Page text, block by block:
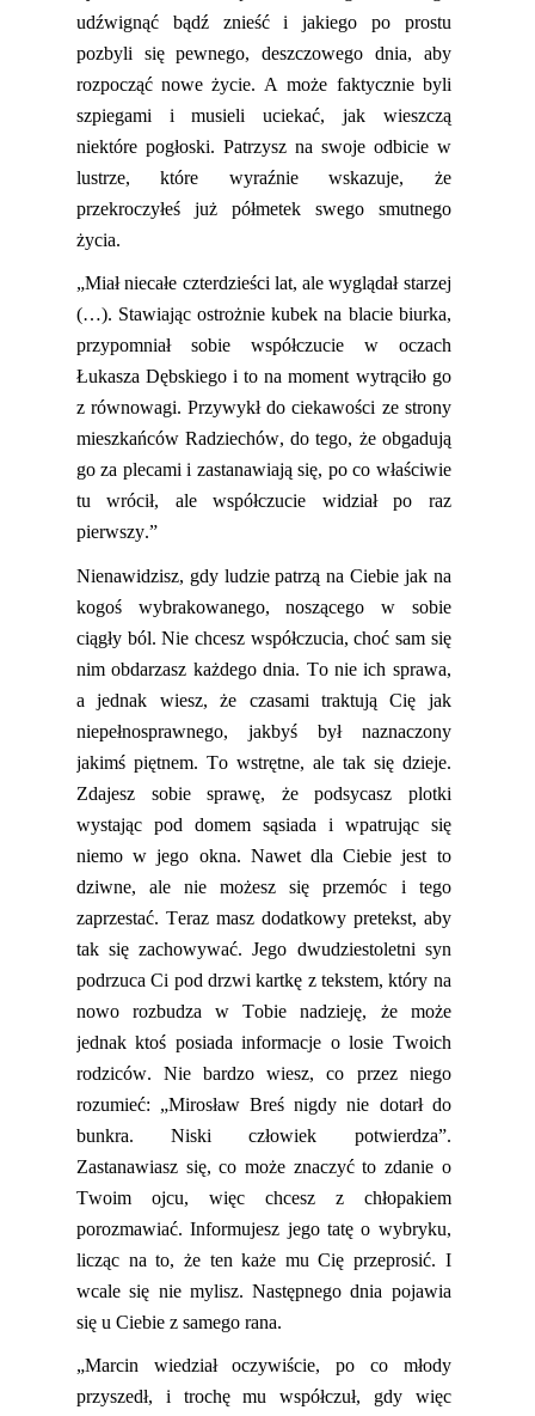
udźwignąć bądź znieść i jakiego po prostu
pozbyli się pewnego, deszczowego dnia, aby
rozpocząć nowe życie. A może faktycznie byli
szpiegami i musieli uciekać, jak wieszczą
niektóre pogłoski. Patrzysz na swoje odbicie w
lustrze, które wyraźnie wskazuje, że
przekroczyłeś już półmetek swego smutnego
życia.
„Miał niecałe czterdzieści lat, ale wyglądał starzej
(…). Stawiając ostrożnie kubek na blacie biurka,
przypomniał sobie współczucie w oczach
Łukasza Dębskiego i to na moment wytrąciło go
z równowagi. Przywykł do ciekawości ze strony
mieszkańców Radziechów, do tego, żeobgadują
go za plecami i zastanawiają się, po co właściwie
tu wrócił, ale współczucie widział po raz
pierwszy.”
Nienawidzisz, gdy ludzie patrzą na Ciebie jak na
kogoś wybrakowanego, noszącego w sobie
ciągły ból. Nie chcesz współczucia, choć sam się
nim obdarzasz każdego dnia. To nie ich sprawa,
a jednak wiesz, że czasami traktują Cię jak
niepełnosprawnego, jakbyś był naznaczony
jakimś piętnem. To wstrętne, ale taksię dzieje.
Zdajesz sobie sprawę, że podsycasz plotki
wystając pod domem sąsiada i wpatrując się
niemo w jego okna. Nawet dla Ciebie jest to
dziwne, ale nie możesz się przemóc i tego
zaprzestać. Teraz masz dodatkowy pretekst, aby
tak się zachowywać. Jego dwudziestoletni syn
podrzuca Ci pod drzwi kartkę z tekstem, który na
nowo rozbudza w Tobie nadzieję, że może
jednak ktoś posiada informacje o losie Twoich
rodziców. Nie bardzo wiesz, co przez niego
rozumieć: „MirosławBreś nigdy nie dotarł do
bunkra. Niski człowiek potwierdza”.
Zastanawiasz się, co może znaczyć to zdanie o
Twoim ojcu, więc chcesz z chłopakiem
porozmawiać. Informujesz jego tatę o wybryku,
licząc na to, że ten każe mu Cię przeprosić. I
wcale się nie mylisz. Następnego dnia pojawia
się u Ciebie z samego rana.
„Marcin wiedział oczywiście, po co młody
przyszedł, i trochę mu współczuł, gdy więc